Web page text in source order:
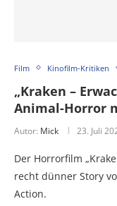
Film Kinofilm-Kritiken
„Kraken –
Animal-Horror
Autor: Mick 23. Juli
Der Horrorfilm
recht dünner Story
Action.